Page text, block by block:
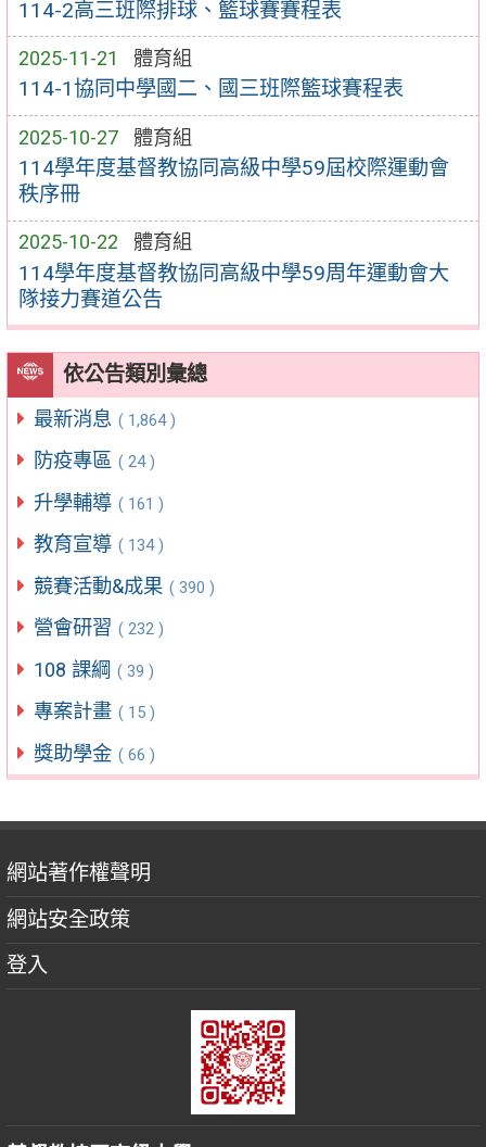
114-2高三班際排球、籃球賽賽程表
2025-11-21 體育組
114-1協同中學國二、國三班際籃球賽程表
2025-10-27 體育組
114學年度基督教協同高級中學59屆校際運動會
秩序冊
2025-10-22 體育組
114學年度基督教協同高級中學59周年運動會大
隊接力賽道公告
依公告類別彙總
最新消息 ( 1,864 )
防疫專區 ( 24 )
升學輔導 ( 161 )
教育宣導 ( 134 )
競賽活動&成果 ( 390 )
營會研習 ( 232 )
108 課綱 ( 39 )
專案計畫 ( 15 )
獎助學金 ( 66 )
網站著作權聲明
網站安全政策
登入